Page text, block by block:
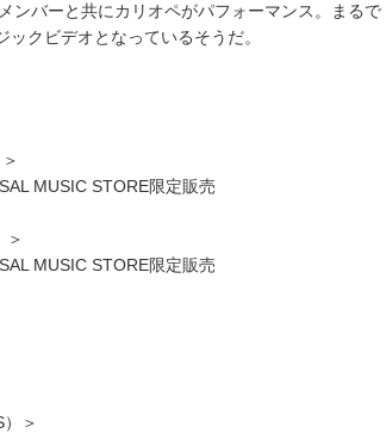
ンバーと共にカリオペがパフォーマンス。まるで
クビデオとなっているそうだ。
MUSIC STORE限定販売
＞
MUSIC STORE限定販売
＞